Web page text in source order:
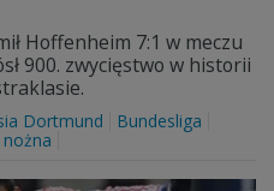
Hoffenheim 7:1 w meczu
900. zwycięstwo w historii
Dortmund
Bundesliga
nożna